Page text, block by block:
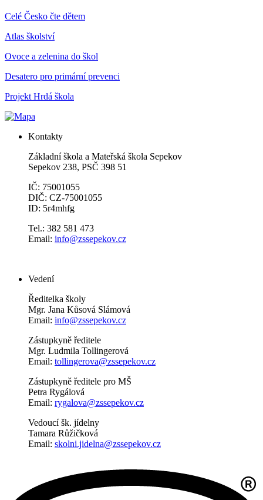
Celé Česko čte dětem
Atlas školství
Ovoce a zelenina do škol
Desatero pro primární prevenci
Projekt Hrdá škola
Kontakty
Základní škola a Mateřská škola Sepekov
Sepekov 238, PSČ 398 51
IČ: 75001055
DIČ: CZ-75001055
ID: 5r4mhfg
Tel.: 382 581 473
Email: info@zssepekov.cz
Vedení
Ředitelka školy
Mgr. Jana Kůsová Slámová
Email: info@zssepekov.cz
Zástupkyně ředitele
Mgr. Ludmila Tollingerová
Email: tollingerova@zssepekov.cz
Zástupkyně ředitele pro MŠ
Petra Rygálová
Email: rygalova@zssepekov.cz
Vedoucí šk. jídelny
Tamara Růžičková
Email: skolni.jidelna@zssepekov.cz